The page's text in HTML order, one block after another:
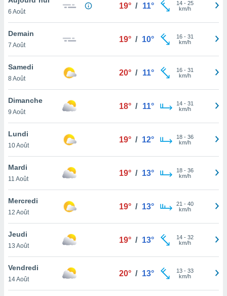
et
»,
au
vous
qu'ils
ou
le
ainsi
un
la
du
en
6 Août
19° / 11° 14- 25
km/h
Demain
7 Août
19° / 10° 16- 31
km/h
Samedi
8 Août
20° / 11° 16- 31
km/h
Dimanche
9 Août
18° / 11° 14- 31
km/h
Lundi
10 Août
19° / 12° 18- 36
km/h
Mardi
11 Août
19° / 13° 18- 36
km/h
Mercredi
12 Août
19° / 13° 21 - 40
km/h
Jeudi
13 Août
19° / 13° 14- 32
km/h
Vendredi
14 Août
20° / 13° 13- 33
km/h